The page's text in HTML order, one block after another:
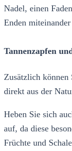
Nadel, einen
Enden
Tannenzapfen
Zusätzlich
direkt aus der
Heben Sie sich
auf, da diese
Früchte und